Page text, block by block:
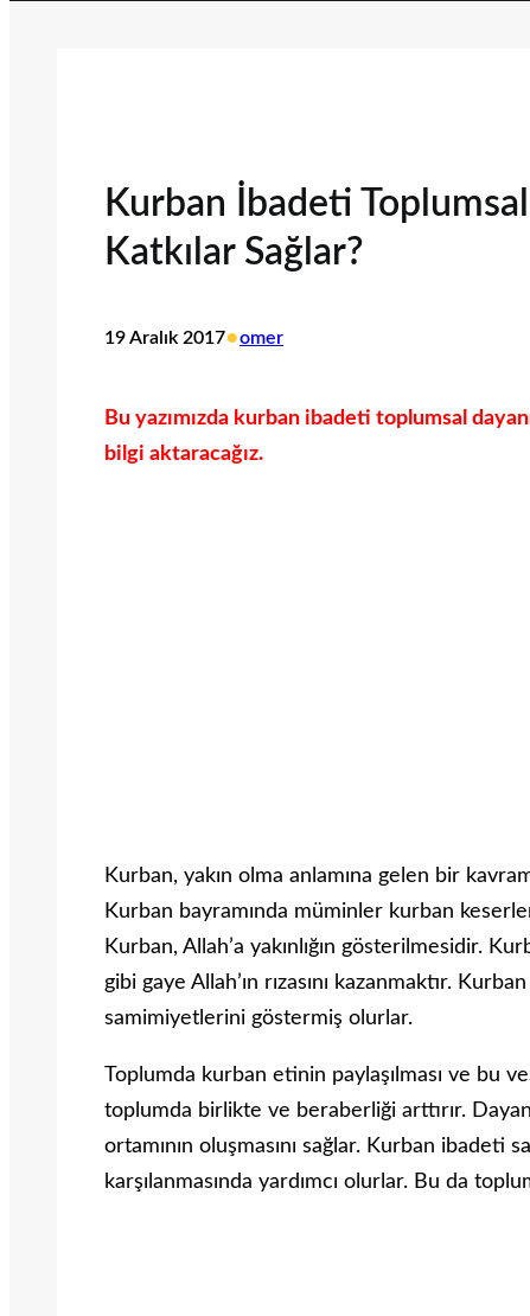
Kurban İbadeti
Katkılar Sağlar?
19 Aralık 2017•omer
Bu yazımızda kurban ibadeti toplumsal
bilgi aktaracağız.
Kurban, yakın olma anlamına gelen bir
Kurban bayramında müminler kurban
Kurban, Allah’a yakınlığın gösterilmesidir.
gibi gaye Allah’ın rızasını kazanmaktır.
samimiyetlerini göstermiş olurlar.
Toplumda kurban etinin paylaşılması ve bu
toplumda birlikte ve beraberliği arttırır.
ortamının oluşmasını sağlar. Kurban ibadeti
karşılanmasında yardımcı olurlar. Bu da